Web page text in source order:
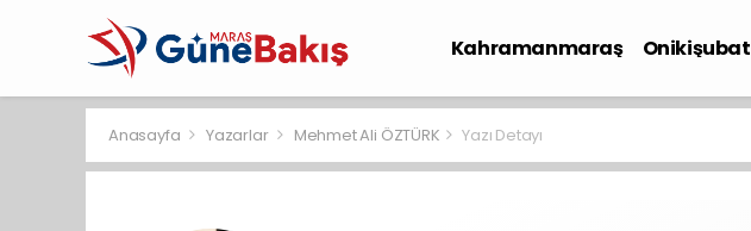
Kahramanmaraş Onikişubat
Anasayfa Yazarlar Mehmet Ali ÖZTÜRK Yazı Detayı